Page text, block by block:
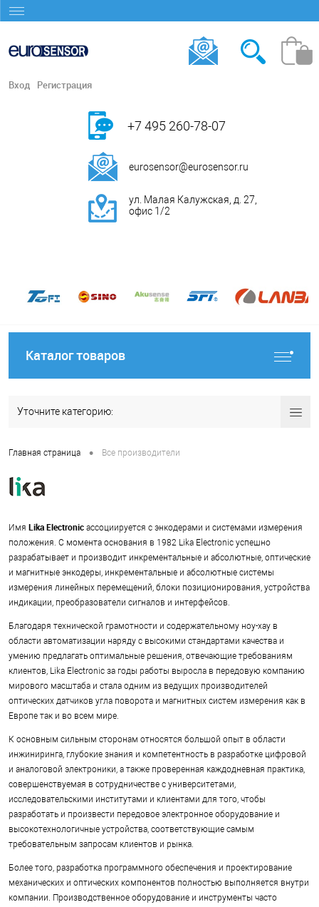
Вход Регистрация
+7 495 260-78-07
eurosensor@eurosensor.ru
ул. Малая Калужская, д. 27,
офис 1/2
Каталог товаров
Уточните категорию:
Главная страница • Все производители
Имя Lika Electronic ассоциируется с энкодерами и системами измерения
положения. С момента основания в 1982 Lika Electronic успешно
разрабатывает и производит инкрементальные и абсолютные, оптические
и магнитные энкодеры, инкрементальные и абсолютные системы
измерения линейных перемещений, блоки позиционирования, устройства
индикации, преобразователи сигналов и интерфейсов.
Благодаря технической грамотности и содержательному ноу-хау в
области автоматизации наряду с высокими стандартами качества и
умению предлагать оптимальные решения, отвечающие требованиям
клиентов, Lika Electronic за годы работы выросла в передовую компанию
мирового масштаба и стала одним из ведущих производителей
оптических датчиков угла поворота и магнитных систем измерения как в
Европе так и во всем мире.
К основным сильным сторонам относятся большой опыт в области
инжиниринга, глубокие знания и компетентность в разработке цифровой
и аналоговой электроники, а также проверенная каждодневная практика,
совершенствуемая в сотрудничестве с университетами,
исследовательскими институтами и клиентами для того, чтобы
разработать и произвести передовое электронное оборудование и
высокотехнологичные устройства, соответствующие самым
требовательным запросам клиентов и рынка.
Более того, разработка программного обеспечения и проектирование
механических и оптических компонентов полностью выполняется внутри
компании. Производственное оборудование и инструменты часто